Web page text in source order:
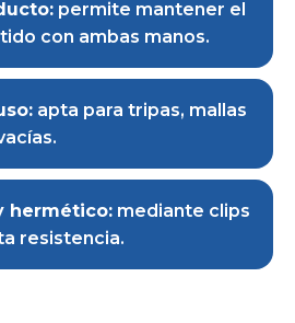
permite mantener el
con ambas manos.
apta para tripas, mallas
hermético: mediante clips
resistencia.